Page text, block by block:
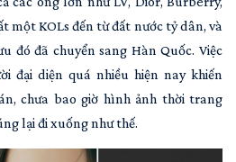
một KOLs đến từ đất nước tỷ dân, và
đó đã chuyển sang Hàn Quốc. Việc
đại diện quá nhiều hiện nay khiến
chưa bao giờ hình ảnh thời trang
lại đi xuống như thế.